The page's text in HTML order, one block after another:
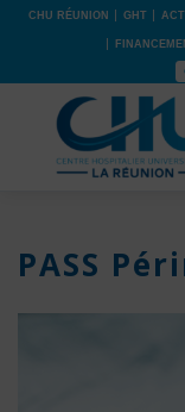
CHU RÉUNION GHT
PASS